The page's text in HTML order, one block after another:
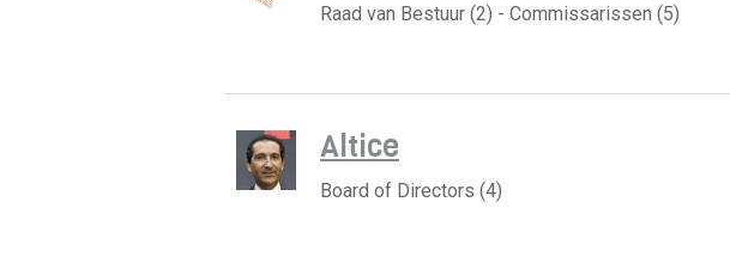
Raad van Bestuur (2) - Commissarissen (5)
Altice
Board of Directors (4)